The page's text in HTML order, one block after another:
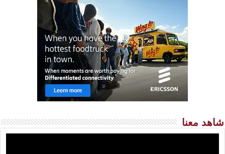
شاهد معنا